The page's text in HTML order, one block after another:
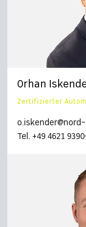
Orhan
Zertifizierter
Tel. +49 4621